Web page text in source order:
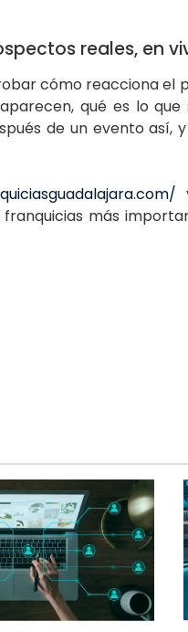
reales, en
cómo reacciona el
qué es lo
de un evento así,
más